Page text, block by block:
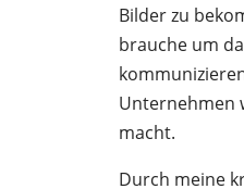
Bilder zu
brauche um
Unternehmen
macht.
Durch meine